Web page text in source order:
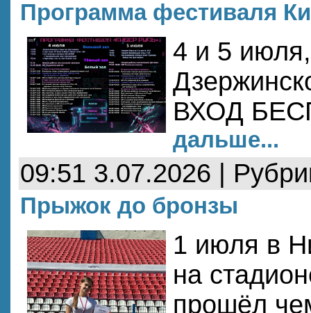
Программа фестиваля
4 и 5
ВХОД
дальше...
09:51 3.07.2026 |
Прыжок до бронзы
1 июля в
на
прошёл